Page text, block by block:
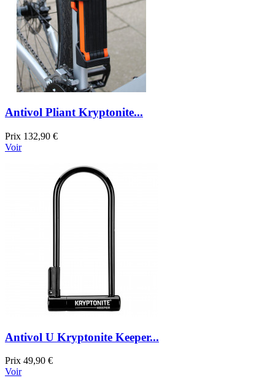
Antivol Pliant Kryptonite...
Prix 132,90 €
Voir
Antivol U Kryptonite Keeper...
Prix 49,90 €
Voir